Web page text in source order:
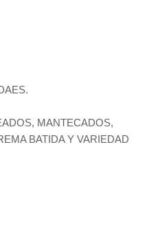
MANTECADOS,
BATIDA Y VARIEDAD